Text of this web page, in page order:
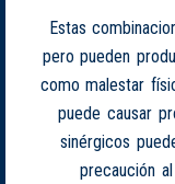
Estas
pero pueden
como malestar
puede causar
sinérgicos
precaución